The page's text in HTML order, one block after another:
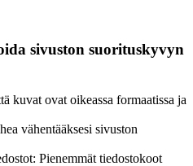
sivuston suorituskyvyn
kuvat ovat oikeassa formaatissa ja
vähentääksesi sivuston
Pienemmät tiedostokoot